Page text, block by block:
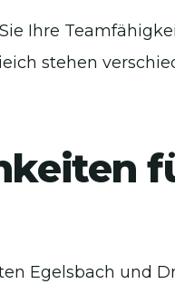
Ihre
stehen
Egelsbach und